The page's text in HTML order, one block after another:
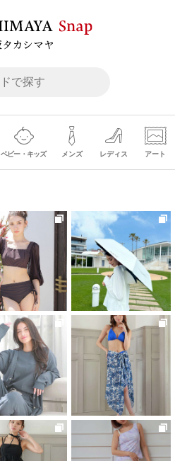
ベビー・キッズ メンズ レディス アート